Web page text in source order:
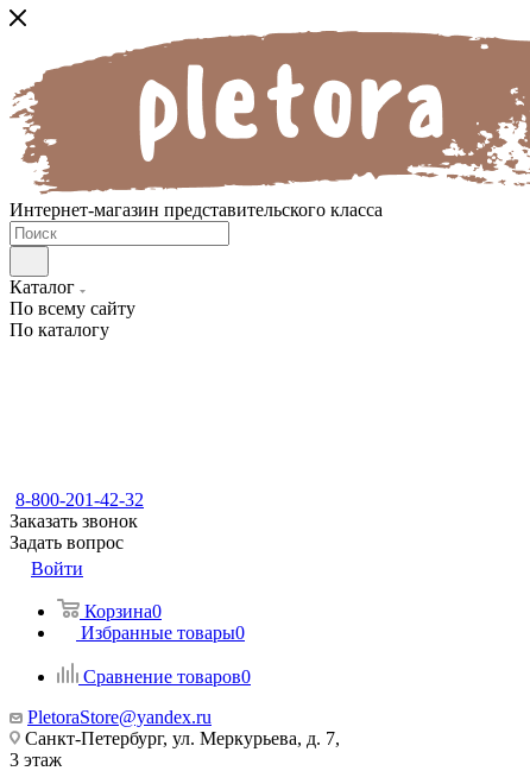
Интернет-магазин представительского класса
Каталог
По всему сайту
По каталогу
8-800-201-42-32
Заказать звонок
Задать вопрос
Войти
Корзина0
Избранные товары0
Сравнение товаров0
PletoraStore@yandex.ru
Санкт-Петербург, ул. Меркурьева, д. 7,
3 этаж